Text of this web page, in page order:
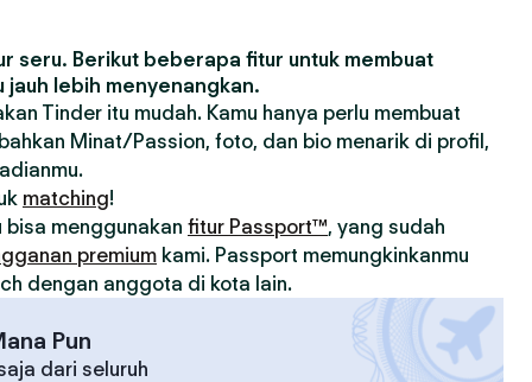
seru. Berikut beberapa fitur untuk membuat
jauh lebih menyenangkan.
Tinder itu mudah. Kamu hanya perlu membuat
Minat/Passion, foto, dan bio menarik di profil,
matching!
bisa menggunakan fitur Passport™, yang sudah
premium kami. Passport memungkinkanmu
dengan anggota di kota lain.
Pun
dari seluruh